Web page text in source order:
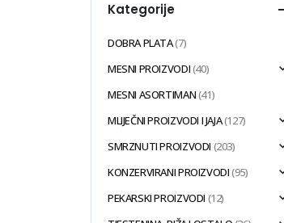
Kategorije
DOBRA PLATA(7)
MESNI PROIZVODI(40)
MESNI ASORTIMAN(41)
MLIJEČNI PROIZVODI I JAJA(127)
SMRZNUTI PROIZVODI (203)
KONZERVIRANI PROIZVODI(95)
PEKARSKI PROIZVODI (12)